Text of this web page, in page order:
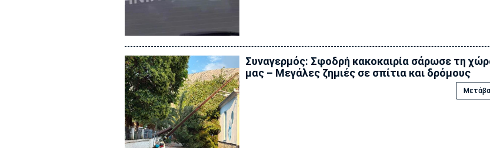
Συναγερμός: Σφοδρή κακοκαιρία σάρωσε τη
μας – Μεγάλες ζημιές σε σπίτια και δρόμους